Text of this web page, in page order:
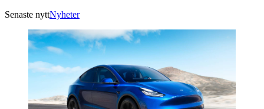
Senaste nyttNyheter